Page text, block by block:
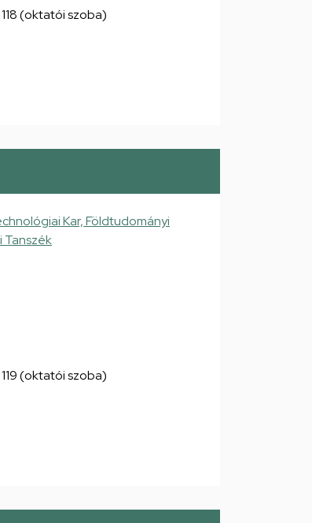
118 (oktatói szoba)
Kar, Földtudományi
Tanszék
119 (oktatói szoba)